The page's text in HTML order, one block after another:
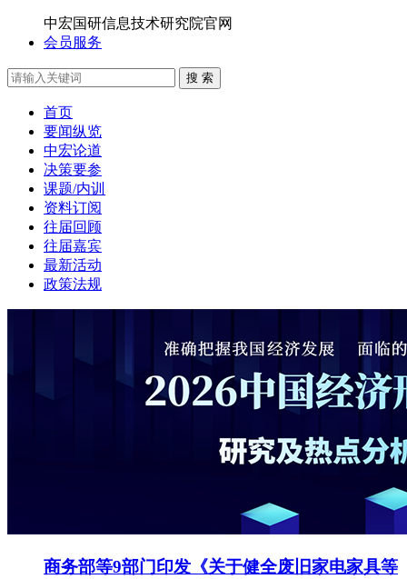
中宏国研信息技术研究院官网
会员服务
搜 索
首页
要闻纵览
中宏论道
决策要参
课题/内训
资料订阅
往届回顾
往届嘉宾
最新活动
政策法规
商务部等9部门印发《关于健全废旧家电家具等